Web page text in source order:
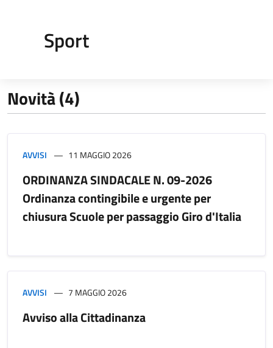
Sport
Novità (4)
AVVISI 11 MAGGIO 2026
ORDINANZA SINDACALE N. 09-2026
Ordinanza contingibile e urgente per
chiusura Scuole per passaggio Giro d'Italia
AVVISI 7 MAGGIO 2026
Avviso alla Cittadinanza